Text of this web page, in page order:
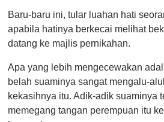
f
1
m
i
u
e
,
Baru-baru ini, tular luahan hati
apabila hatinya berkecai melihat
datang ke majlis pernikahan.
Apa yang lebih mengecewakan
belah suaminya sangat mengalu-
kekasihnya itu. Adik-adik suaminya
memegang tangan perempuan itu